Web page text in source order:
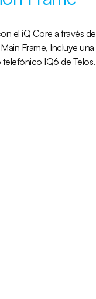
el iQ Core a través
Frame, Incluye
telefónico IQ6 de Telos.